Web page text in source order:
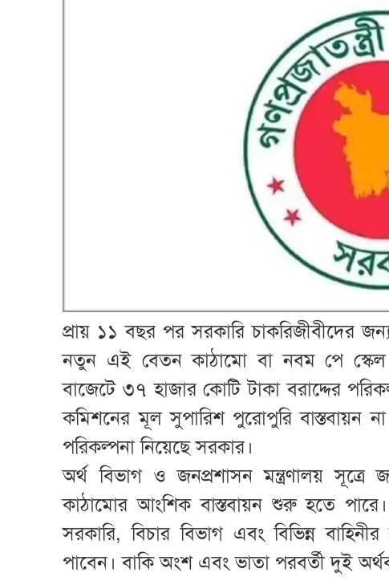
প্রায় ১১ বছর পর সরকারি চাকরিজীবীদের
নতুন এই বেতন কাঠামো বা নবম পে স্কেল
বাজেটে ৩৭ হাজার কোটি টাকা বরাদ্দের
কমিশনের মূল সুপারিশ পুরোপুরি বাস্তবায়ন
পরিকল্পনা নিয়েছে সরকার।
অর্থ বিভাগ ও জনপ্রশাসন মন্ত্রণালয়
কাঠামোর আংশিক বাস্তবায়ন শুরু হতে
সরকারি, বিচার বিভাগ এবং বিভিন্ন
পাবেন। বাকি অংশ এবং ভাতা পরবর্তী দুই